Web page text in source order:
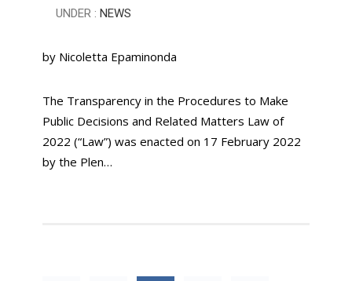
UNDER : NEWS
by Nicoletta Epaminonda
The Transparency in the Procedures to Make
Public Decisions and Related Matters Law of
2022 (“Law”) was enacted on 17 February 2022
by the Plen…